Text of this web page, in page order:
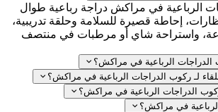
في مراكش دراجة رباعية طوال
إحاطة قصيرة للسلامة وحلقة تدريبية،
واستراحة شاي أو مرطبات في منتصف
الرباعية في مراكش؟
لـ ركوب الدراجات الرباعية في مراكش؟
الرباعية في مراكش؟
في مراكش؟